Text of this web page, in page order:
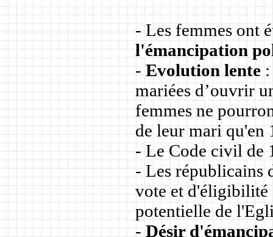
- Les femmes ont
l'émancipation
-Evolution lente:
mariées d’ouvrir
femmes ne
de leur mari
- Le Code civil de
- Les républicains
vote et d'éligibilité
potentielle de
-Désir